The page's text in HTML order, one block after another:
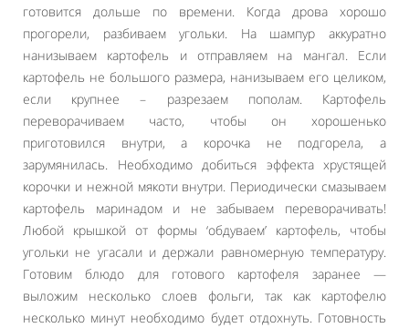
готовится дольше по времени. Когда дрова хорошо
прогорели, разбиваем угольки. На шампур аккуратно
нанизываем картофель и отправляем на мангал. Если
картофель не большого размера, нанизываем его целиком,
если крупнее – разрезаем пополам. Картофель
переворачиваем часто, чтобы он хорошенько
приготовился внутри, а корочка не подгорела, а
зарумянилась. Необходимо добиться эффекта хрустящей
корочки и нежной мякоти внутри. Периодически смазываем
картофель маринадом и не забываем переворачивать!
Любой крышкой от формы ‘обдуваем’ картофель, чтобы
угольки не угасали и держали равномерную температуру.
Готовим блюдо для готового картофеля заранее —
выложим несколько слоев фольги, так как картофелю
несколько минут необходимо будет отдохнуть. Готовность